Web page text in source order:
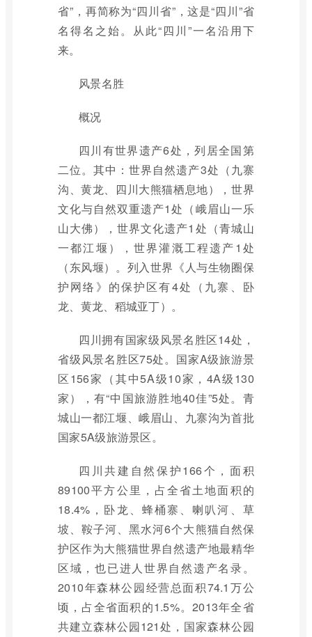
省”，再简称为“四川省”，这是“四川”省
名得名之始。从此“四川”一名沿用下
来。
风景名胜
概况
四川有世界遗产6处，列居全国第
二位。其中：世界自然遗产3处（九寨
沟、黄龙、四川大熊猫栖息地），世界
文化与自然双重遗产1处（峨眉山一乐
山大佛），世界文化遗产1处（青城山
一都江堰），世界灌溉工程遗产1处
（东风堰）。列入世界《人与生物圈保
护网络》的保护区有4处（九寨、卧
龙、黄龙、稻城亚丁）。
四川拥有国家级风景名胜区14处，
省级风景名胜区75处。国家A级旅游景
区156家（其中5A级10家，4A级130
家），有“中国旅游胜地40佳”5处。青
城山一都江堰、峨眉山、九寨沟为首批
国家5A级旅游景区。
四川共建自然保护166个，面积
89100平方公里，占全省土地面积的
18.4%，卧龙、蜂桶寨、喇叭河、草
坡、鞍子河、黑水河6个大熊猫自然保
护区作为大熊猫世界自然遗产地最精华
区域，也已进人世界自然遗产名录。
2010年森林公园经营总面积74.1万公
顷，占全省面积的1.5%。2013年全省
共建立森林公园121处，国家森林公园